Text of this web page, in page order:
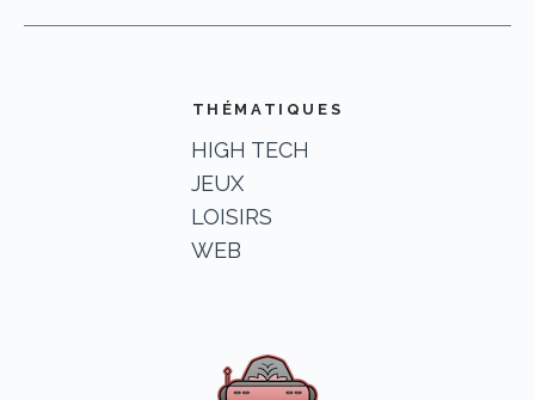
THÉMATIQUES
HIGH TECH
JEUX
LOISIRS
WEB